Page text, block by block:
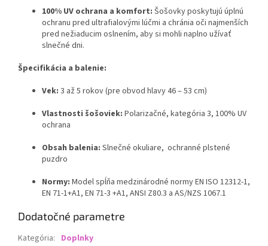
100% UV ochrana a komfort: Šošovky poskytujú úplnú
ochranu pred ultrafialovými lúčmi a chránia oči najmenších
pred nežiaducim oslnením, aby si mohli naplno užívať
slnečné dni.
Špecifikácia a balenie:
Vek: 3 až 5 rokov (pre obvod hlavy 46 – 53 cm)
Vlastnosti šošoviek: Polarizačné, kategória 3, 100% UV
ochrana
Obsah balenia: Slnečné okuliare, ochranné plstené
puzdro
Normy: Model spĺňa medzinárodné normy EN ISO 12312-1,
EN 71-1+A1, EN 71-3 +A1, ANSI Z80.3 a AS/NZS 1067.1
Dodatočné parametre
Kategória: Doplnky